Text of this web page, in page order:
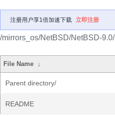
注册用户享1倍加速下载 立即注册
/mirrors_os/NetBSD/NetBSD-9.0/
File Name ↓
Parent directory/
README